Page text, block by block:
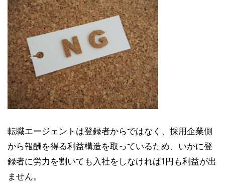
転職エージェントは登録者からではなく、採用企業側
から報酬を得る利益構造を取っているため、いかに登
録者に労力を割いても入社をしなければ1円も利益が出
ません。